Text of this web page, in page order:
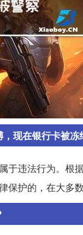
现在银行卡被冻
于违法行为。根
护的，在大多